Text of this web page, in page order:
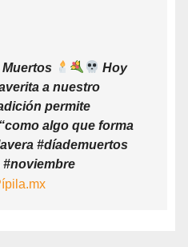
Hoy
a nuestro
permite
algo que forma
#díademuertos